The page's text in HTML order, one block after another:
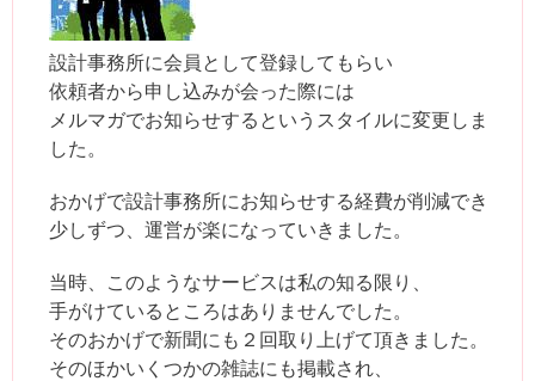
設計事務所に会員として登録してもらい
依頼者から申し込みが会った際には
メルマガでお知らせするというスタイルに変更しま
した。
おかげで設計事務所にお知らせする経費が削減でき
少しずつ、運営が楽になっていきました。
当時、このようなサービスは私の知る限り、
手がけているところはありませんでした。
そのおかげで新聞にも２回取り上げて頂きました。
そのほかいくつかの雑誌にも掲載され、